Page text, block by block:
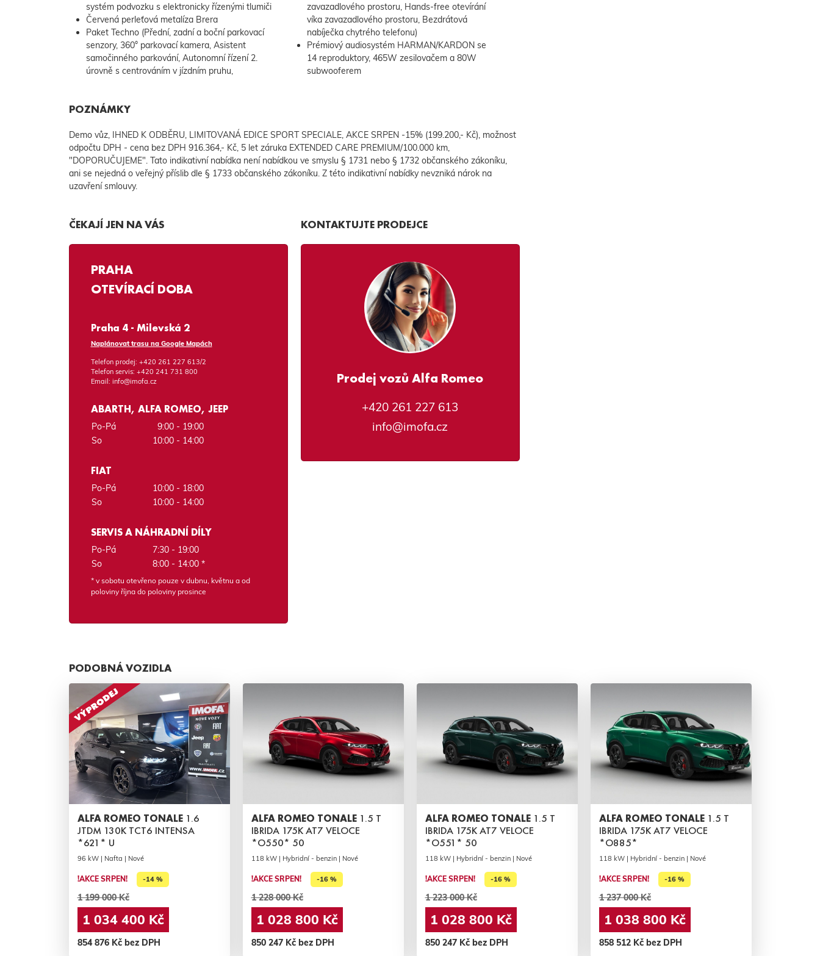
systém podvozku s elektronicky řízenými tlumiči
Červená perleťová metalíza Brera
Paket Techno (Přední, zadní a boční parkovací
senzory, 360° parkovací kamera, Asistent
samočinného parkování, Autonomní řízení 2.
úrovně s centrováním v jízdním pruhu,
zavazadlového prostoru, Hands-free otevírání
víka zavazadlového prostoru, Bezdrátová
nabíječka chytrého telefonu)
Prémiový audiosystém HARMAN/KARDON se
14 reproduktory, 465W zesilovačem a 80W
subwooferem
POZNÁMKY
Demo vůz, IHNED K ODBĚRU, LIMITOVANÁ EDICE SPORT SPECIALE, AKCE SRPEN -15% (199.200,- Kč), možnost
odpočtu DPH - cena bez DPH 916.364,- Kč, 5 let záruka EXTENDED CARE PREMIUM/100.000 km,
"DOPORUČUJEME". Tato indikativní nabídka není nabídkou ve smyslu § 1731 nebo § 1732 občanského zákoníku,
ani se nejedná o veřejný příslib dle § 1733 občanského zákoníku. Z této indikativní nabídky nevzniká nárok na
uzavření smlouvy.
ČEKAJÍ JEN NA VÁS
PRAHA
OTEVÍRACÍ DOBA
Praha 4 - Milevská 2
Naplánovat trasu na Google Mapách
Telefon prodej: +420 261 227 613/2
Telefon servis: +420 241 731 800
Email: info@imofa.cz
ABARTH, ALFA ROMEO, JEEP
Po-Pá
9:00 - 19:00
So
10:00 - 14:00
FIAT
Po-Pá
10:00 - 18:00
So
10:00 - 14:00
SERVIS A NÁHRADNÍ DÍLY
Po-Pá
7:30 - 19:00
So
8:00 - 14:00 *
* v sobotu otevřeno pouze v dubnu, květnu a od
poloviny října do poloviny prosince
KONTAKTUJTE PRODEJCE
Prodej vozů Alfa Romeo
+420 261 227 613
info@imofa.cz
PODOBNÁ VOZIDLA
ALFA ROMEO TONALE 1.6
JTDM 130K TCT6 INTENSA
*621* U
96 kW | Nafta | Nové
!AKCE SRPEN! -14 %
1 199 000 Kč
1 034 400 Kč
854 876 Kč bez DPH
ALFA ROMEO TONALE 1.5 T
IBRIDA 175K AT7 VELOCE
*O550* 50
118 kW | Hybridní - benzin | Nové
!AKCE SRPEN! -16 %
1 228 000 Kč
1 028 800 Kč
850 247 Kč bez DPH
ALFA ROMEO TONALE 1.5 T
IBRIDA 175K AT7 VELOCE
*O551* 50
118 kW | Hybridní - benzin | Nové
!AKCE SRPEN! -16 %
1 223 000 Kč
1 028 800 Kč
850 247 Kč bez DPH
ALFA ROMEO TONALE 1.5 T
IBRIDA 175K AT7 VELOCE
*O885*
118 kW | Hybridní - benzin | Nové
!AKCE SRPEN! -16 %
1 237 000 Kč
1 038 800 Kč
858 512 Kč bez DPH